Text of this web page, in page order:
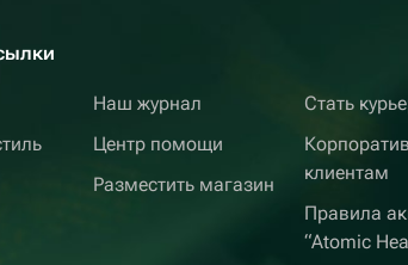
Наш журнал
Центр помощи
Разместить магазин
Стать
клиентам
Правила
“Atomic